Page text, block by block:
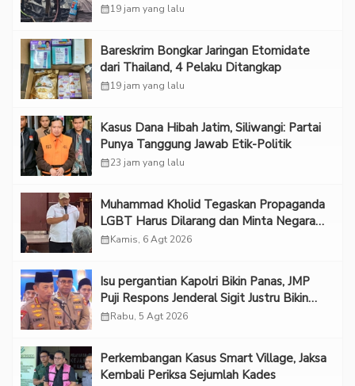
calendar_month19 jam yang lalu
Bareskrim Bongkar Jaringan Etomidate
dari Thailand, 4 Pelaku Ditangkap
calendar_month19 jam yang lalu
Kasus Dana Hibah Jatim, Siliwangi: Partai
Punya Tanggung Jawab Etik-Politik
calendar_month23 jam yang lalu
Muhammad Kholid Tegaskan Propaganda
LGBT Harus Dilarang dan Minta Negara
Melindungi Korban
calendar_monthKamis, 6 Agt 2026
Isu pergantian Kapolri Bikin Panas, JMP
Puji Respons Jenderal Sigit Justru Bikin
“Adem”
calendar_monthRabu, 5 Agt 2026
Perkembangan Kasus Smart Village, Jaksa
Kembali Periksa Sejumlah Kades